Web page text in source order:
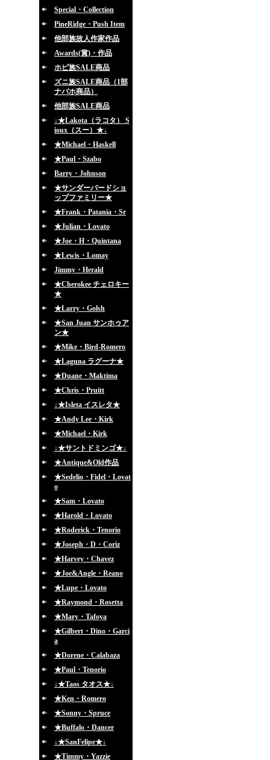
Special・Collection
PineRidge・Push Item
他部族故人作家作品
Awards(賞)・作品
ホピ族SALE商品
ズニ族SALE商品（1部
ナバホ商品）
他部族SALE商品
↓★Lakota（ラコタ） S
ioux（スー）★↓
★Michael・Haskell
★Paul・Szabo
Barry・Johnson
★サンダーバードショ
ップファミリー★
★Frank・Patania・Sr
★Julian・Lovato
★Joe・H・Quintana
★Lewis・Lomay
Jimmy・Herald
★Cherokee チェロキー
★
★Larry・Golsh
★San Juan サンホゥア
ン★
★Mike・Bird-Romero
★Laguna ラグーナ★
★Duane・Maktima
★Chris・Pruitt
↓★Isleta イスレタ★
★Andy Lee・Kirk
★Michael・Kirk
↓★サントドミンゴ★↓
★Antique&Old作品
★Sedelio・Fidel・Lovat
o
★Sam・Lovato
★Harold・Lovato
★Roderick・Tenorio
★Joseph・D・Coriz
★Harvey・Chavez
★Joe&Angle・Reano
★Lupe・Lovato
★Raymond・Rosetta
★Mary・Tafoya
★Gilbert・Dino・Garci
a
★Dorene・Calabaza
★Paul・Tenorio
↓★Taos タオス★↓
★Ken・Romero
★Sonny・Spruce
★Buffalo・Dancer
↓★SanFelipe★↓
★Timmy・Yazzie